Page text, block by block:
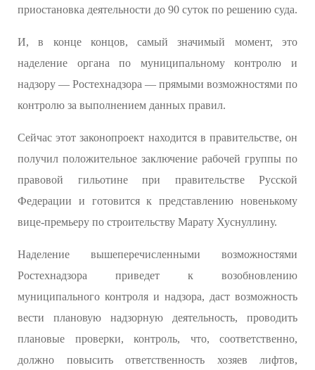
приостановка деятельности до 90 суток по решению суда.
И, в конце концов, самый значимый момент, это
наделение органа по муниципальному контролю и
надзору — Ростехнадзора — прямыми возможностями по
контролю за выполнением данных правил.
Сейчас этот законопроект находится в правительстве, он
получил положительное заключение рабочей группы по
правовой гильотине при правительстве Русской
Федерации и готовится к представлению новенькому
вице-премьеру по строительству Марату Хуснуллину.
Наделение вышеперечисленными возможностями
Ростехнадзора приведет к возобновлению
муниципального контроля и надзора, даст возможность
вести плановую надзорную деятельность, проводить
плановые проверки, контроль, что, соответственно,
должно повысить ответственность хозяев лифтов,